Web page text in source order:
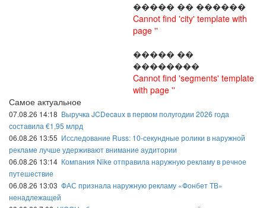
����� �� ������
Cannot find 'city' template with
page ''
����� ��
��������
Cannot find 'segments' template
with page ''
Самое актуальное
07.08.26 14:18 Выручка JCDecaux в первом полугодии 2026 года
составила €1,95 млрд
06.08.26 13:55 Исследование Russ: 10-секундные ролики в наружной
рекламе лучше удерживают внимание аудитории
06.08.26 13:14 Компания Nike отправила наружную рекламу в речное
путешествие
06.08.26 13:03 ФАС признала наружную рекламу «Фонбет ТВ»
ненадлежащей